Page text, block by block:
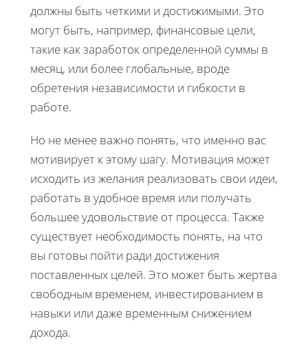
должны быть четкими и достижимыми. Это
могут быть, например, финансовые цели,
такие как заработок определенной суммы в
месяц, или более глобальные, вроде
обретения независимости и гибкости в
работе.
Но не менее важно понять, что именно вас
мотивирует к этому шагу. Мотивация может
исходить из желания реализовать свои идеи,
работать в удобное время или получать
большее удовольствие от процесса. Также
существует необходимость понять, на что
вы готовы пойти ради достижения
поставленных целей. Это может быть жертва
свободным временем, инвестированием в
навыки или даже временным снижением
дохода.